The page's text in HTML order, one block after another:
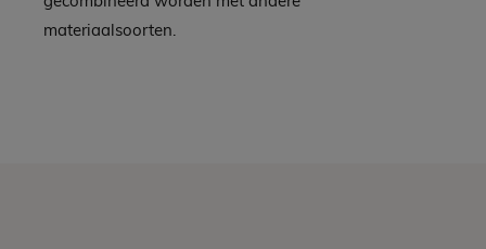
materiaalsoorten.